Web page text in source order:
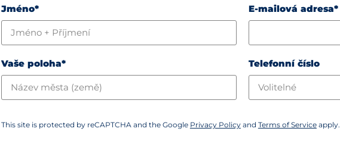
Jméno* E-mailová adresa*
Vaše poloha* Telefonní číslo
This site is protected by reCAPTCHA and the Google Privacy Policyand Terms of Serviceapply.